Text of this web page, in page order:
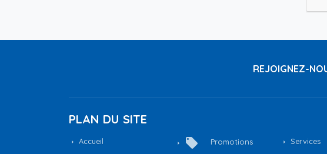
REJOIGNEZ-
PLAN DU SITE
Accueil local_offer Promotions
Services